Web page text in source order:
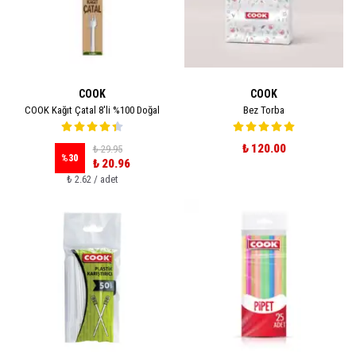
COOK
COOK Kağıt Çatal 8'li %100 Doğal
%30
₺ 29.95
₺ 20.96
₺ 2.62 / adet
COOK
Bez Torba
₺ 120.00